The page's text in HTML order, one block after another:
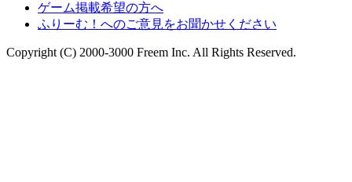
ゲーム掲載希望の方へ
ふりーむ！へのご意見をお聞かせください
Copyright (C) 2000-3000 Freem Inc. All Rights Reserved.